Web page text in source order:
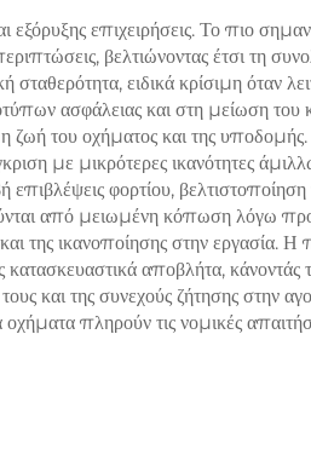
εξόρυξης επιχειρήσεις. Το πιο
βελτιώνοντας έτσι τη
ειδικά κρίσιμη όταν
ασφάλειας και στη μείωση του
του οχήματος και της υποδομής.
με μικρότερες ικανότητες
φορτίου,
από μειωμένη κόπωση λόγω
της ικανοποίησης στην εργασία. Η
αποβλήτα, κάνοντάς
και της συνεχούς ζήτησης στην
πληρούν τις νομικές